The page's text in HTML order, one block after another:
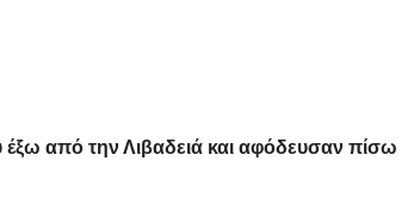
από την Λιβαδειά και αφόδευσαν πίσω